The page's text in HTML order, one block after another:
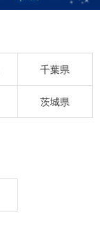
千葉県
茨城県